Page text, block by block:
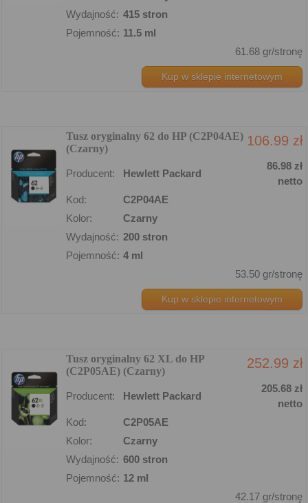
Wydajność: 415 stron
Pojemność: 11.5 ml
61.68 gr/stronę
Kup w sklepie internetowym
Tusz oryginalny 62 do HP (C2P04AE)
(Czarny)
106.99 zł
Producent: Hewlett Packard
86.98 zł
netto
Kod:
C2P04AE
Kolor:
Czarny
Wydajność: 200 stron
Pojemność: 4 ml
53.50 gr/stronę
Kup w sklepie internetowym
Tusz oryginalny 62 XL do HP
(C2P05AE) (Czarny)
252.99 zł
Producent: Hewlett Packard
205.68 zł
netto
Kod:
C2P05AE
Kolor:
Czarny
Wydajność: 600 stron
Pojemność: 12 ml
42.17 gr/stronę